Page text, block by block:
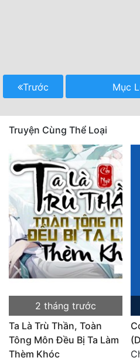
Trước Mục
Truyện Cùng Thể Loại
2 tháng trước
Ta Là Trù Thần, Toàn
Tông Môn Đều Bị Ta Làm
Thèm Khóc